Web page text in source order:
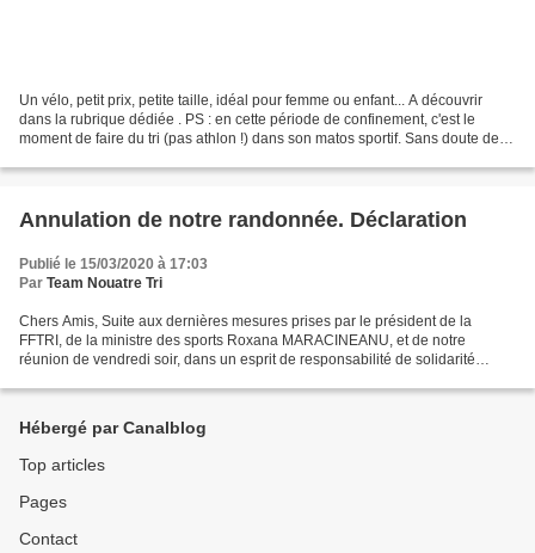
Un vélo, petit prix, petite taille, idéal pour femme ou enfant... A découvrir
dans la rubrique dédiée . PS : en cette période de confinement, c'est le
moment de faire du tri (pas athlon !) dans son matos sportif. Sans doute des
Annulation de notre randonnée. Déclaration
Publié le 15/03/2020 à 17:03
Par Team Nouatre Tri
Chers Amis, Suite aux dernières mesures prises par le président de la
FFTRI, de la ministre des sports Roxana MARACINEANU, et de notre
réunion de vendredi soir, dans un esprit de responsabilité de solidarité
Hébergé par Canalblog
Top articles
Pages
Contact